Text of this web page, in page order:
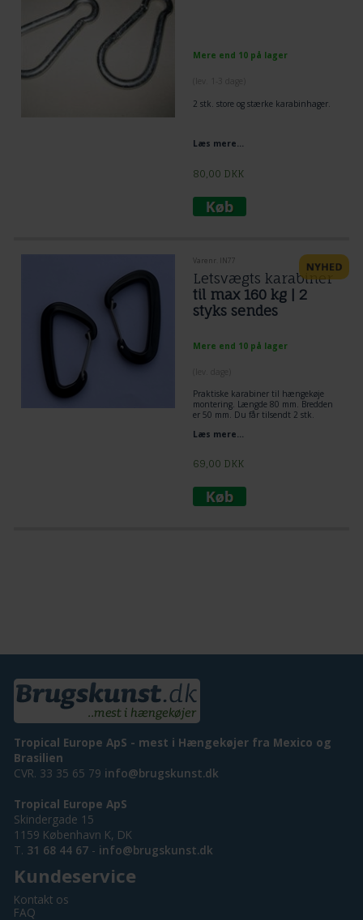
Mere end 10 på lager
2 stk. store og stærke karabinhager.
Læs mere...
80,00 DKK
Varenr. IN77
Letsvægts karabiner
til max 160 kg | 2
styks sendes
Mere end 10 på lager
Praktiske karabiner til hængekøje
montering. Længde 80 mm. Bredden
er 50 mm. Du får tilsendt 2 stk.
Læs mere...
69,00 DKK
Tropical Europe ApS - mest i Hængekøjer fra Mexico og
Brasilien
CVR. 33 35 65 79 info@brugskunst.dk
Tropical Europe ApS
Skindergade 15
1159 København K, DK
T. 31 68 44 67 - info@brugskunst.dk
Kundeservice
Kontakt os
FAQ